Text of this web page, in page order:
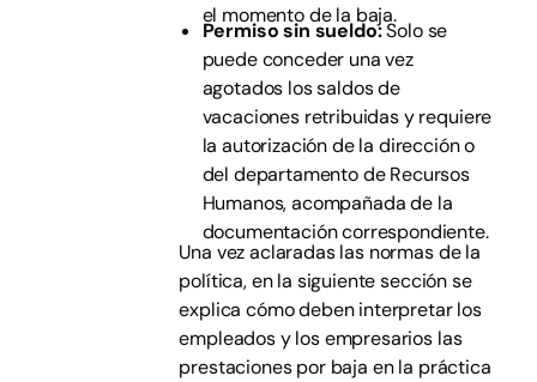
el momento de la baja.
Permiso sin sueldo:Solo se
puede conceder una vez
agotados los saldos de
vacaciones retribuidas y requiere
la autorización de la dirección o
del departamento de Recursos
Humanos, acompañada de la
documentación correspondiente.
Una vez aclaradas las normas de la
política, en la siguiente sección se
explica cómo deben interpretar los
empleados y los empresarios las
prestaciones por baja en la práctica